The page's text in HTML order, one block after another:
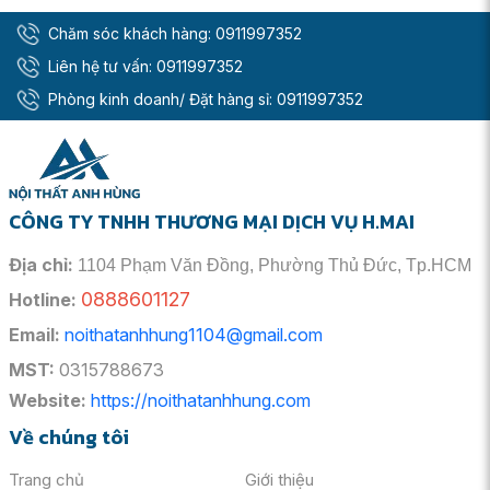
744V mang lại, chúng ta cùng xem xét các thông số kỹ
thuật sau:
Kích thước: 186 x 107 x 44 mm
Chăm sóc khách hàng: 0911997352
Liên hệ tư vấn: 0911997352
Phòng kinh doanh/ Đặt hàng sỉ: 0911997352
CÔNG TY TNHH THƯƠNG MẠI DỊCH VỤ H.MAI
Địa chỉ: 1104 Phạm Văn Đồng, Phường Thủ Đức, Tp.HCM
Hotline: 0888601127
Email: noithatanhhung1104@gmail.com
MST: 0315788673
Website: https://noithatanhhung.com
Về chúng tôi
Trang chủ
Giới thiệu